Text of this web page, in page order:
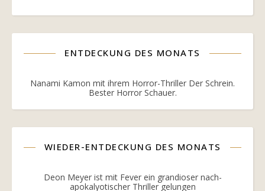
ENTDECKUNG DES MONATS
Nanami Kamon mit ihrem Horror-Thriller Der Schrein.
Bester Horror Schauer.
WIEDER-ENTDECKUNG DES MONATS
Deon Meyer ist mit Fever ein grandioser nach-
apokalyotischer Thriller gelungen